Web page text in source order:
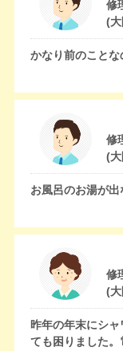
修
(
かなり前のことな
修
(
お風呂のお湯が出
修
(
昨年の年末にシ
ても困りました。